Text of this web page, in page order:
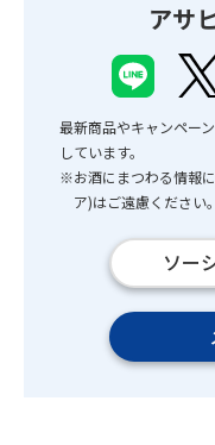
アサ
最新商品やキャンペー
しています。
※お酒にまつわる情報
ア)はご遠慮ください。
ソー